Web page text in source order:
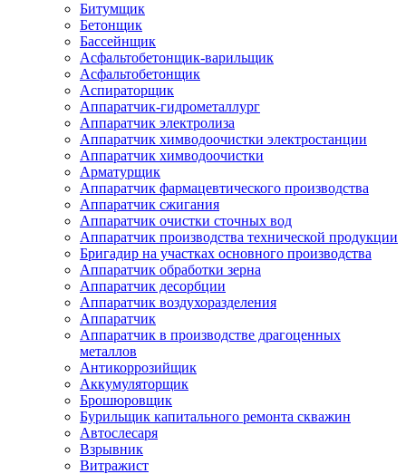
Битумщик
Бетонщик
Бассейнщик
Асфальтобетонщик-варильщик
Асфальтобетонщик
Аспираторщик
Аппаратчик-гидрометаллург
Аппаратчик электролиза
Аппаратчик химводоочистки электростанции
Аппаратчик химводоочистки
Арматурщик
Аппаратчик фармацевтического производства
Аппаратчик сжигания
Аппаратчик очистки сточных вод
Аппаратчик производства технической продукции
Бригадир на участках основного производства
Аппаратчик обработки зерна
Аппаратчик десорбции
Аппаратчик воздухоразделения
Аппаратчик
Аппаратчик в производстве драгоценных
металлов
Антикоррозийщик
Аккумуляторщик
Брошюровщик
Бурильщик капитального ремонта скважин
Автослесаря
Взрывник
Витражист